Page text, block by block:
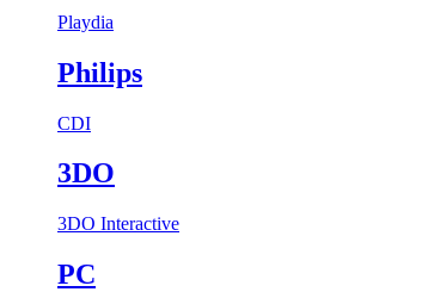
Playdia
Philips
CDI
3DO
3DO Interactive
PC